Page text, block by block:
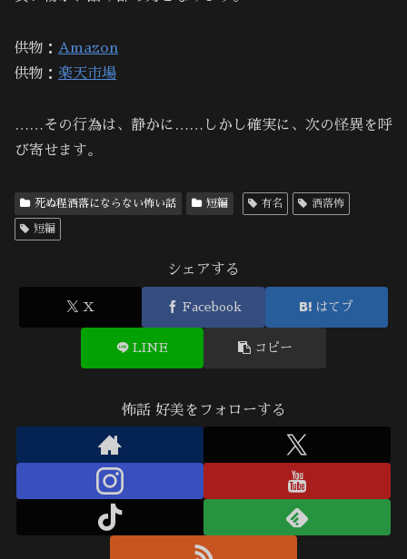
供物： Amazon
供物： 楽天市場
……その行為は、静かに……しかし確実に、次の怪異を呼
び寄せます。
死ぬ程洒落にならない怖い話 短編 有名 洒落怖
短編
シェアする
X Facebook はてブ
LINE コピー
怖話 好美をフォローする